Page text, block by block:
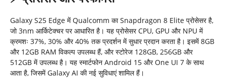
Galaxy S25 Edge में Qualcomm का Snapdragon 8 Elite प्रोसेसर है,
जो 3nm आर्किटेक्चर पर आधारित है। यह प्रोसेसर CPU, GPU और NPU में
क्रमशः 37%, 30% और 40% तक प्रदर्शन में सुधार प्रदान करता है। इसमें 8GB
और 12GB RAM विकल्प उपलब्ध हैं, और स्टोरेज 128GB, 256GB और
512GB में उपलब्ध है। यह स्मार्टफोन Android 15 और One UI 7 के साथ
आता है, जिसमें Galaxy AI की नई सुविधाएं शामिल हैं।